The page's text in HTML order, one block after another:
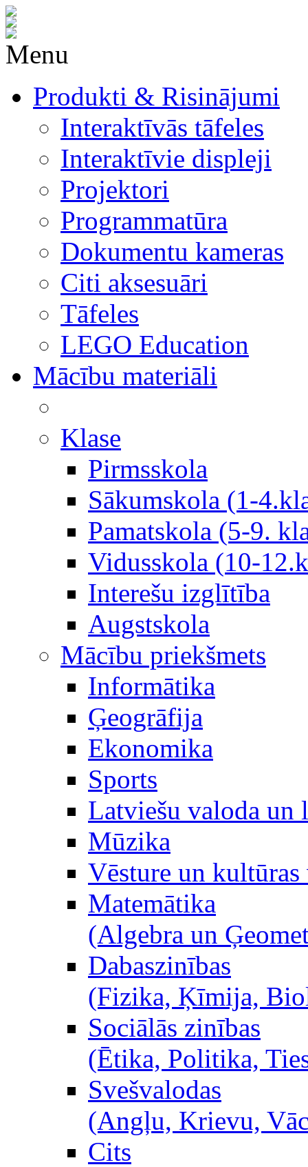
Menu
Produkti & Risinājumi
Interaktīvās tāfeles
Interaktīvie displeji
Projektori
Programmatūra
Dokumentu kameras
Citi aksesuāri
Tāfeles
LEGO Education
Mācību materiāli
Klase
Pirmsskola
Sākumskola (1-
Pamatskola (5-9.
Vidusskola (10-
Interešu izglītība
Augstskola
Mācību priekšmets
Informātika
Ģeogrāfija
Ekonomika
Sports
Latviešu valoda un
Mūzika
Vēsture un kultūras
Matemātika
(Algebra un
Dabaszinības
(Fizika, Ķīmija,
Sociālās zinības
(Ētika, Politika,
Svešvalodas
(Angļu, Krievu,
Cits